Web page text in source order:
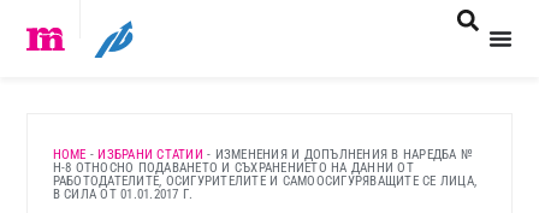
HOME - ИЗБРАНИ СТАТИИ - ИЗМЕНЕНИЯ И ДОПЪЛНЕНИЯ В НАРЕДБА №
Н-8 ОТНОСНО ПОДАВАНЕТО И СЪХРАНЕНИЕТО НА ДАННИ ОТ
РАБОТОДАТЕЛИТЕ, ОСИГУРИТЕЛИТЕ И САМООСИГУРЯВАЩИТЕ СЕ ЛИЦА,
В СИЛА ОТ 01.01.2017 Г.